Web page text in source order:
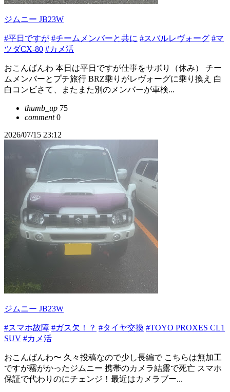
ジムニー JB23W
#平日ですが #チームメンバーと共に #スバルレヴォーグ #マ
ツダCX-80 #カメ活
おこんばんわ 本日は平日ですが仕事をサボり（休み） チー
ムメンバーとプチ旅行 BRZ乗りがレヴォーグに乗り換え 白
白コンビさて、またまた別のメンバーが車検...
thumb_up 75
comment0
2026/07/15 23:12
ジムニー JB23W
#スマホ故障 #ガス欠！？ #タイヤ交換 #TOYO PROXES CL1
SUV #カメ活
おこんばんわ〜 久々投稿なので少し長編で こちらは無加工
ですが霧がかったジムニー 携帯のカメラ結露で死亡 スマホ
保証で代わりのにチェンジ！最近はカメラブー...